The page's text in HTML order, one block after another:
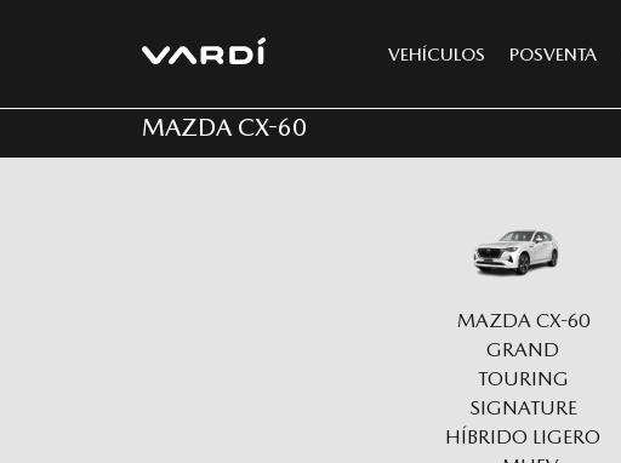
VEHÍCULOS POSVENTA
MAZDA CX-60
MAZDA CX-60
GRAND
TOURING
SIGNATURE
HÍBRIDO LIGERO